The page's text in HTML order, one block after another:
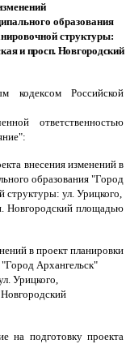
образования
структуры:
и просп. Новгородский
кодексом Российской
ответственностью
внесения изменений в
образования "Город
структуры: ул. Урицкого,
Новгородский площадью
в проект планировки
Архангельск"
Урицкого,
подготовку проекта